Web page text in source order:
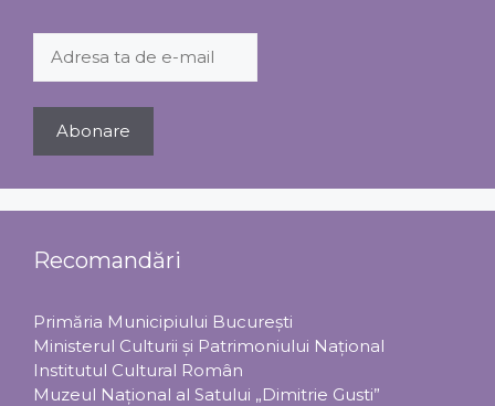
Recomandări
Primăria Municipiului Bucureşti
Ministerul Culturii şi Patrimoniului Naţional
Institutul Cultural Român
Muzeul Național al Satului „Dimitrie Gusti”